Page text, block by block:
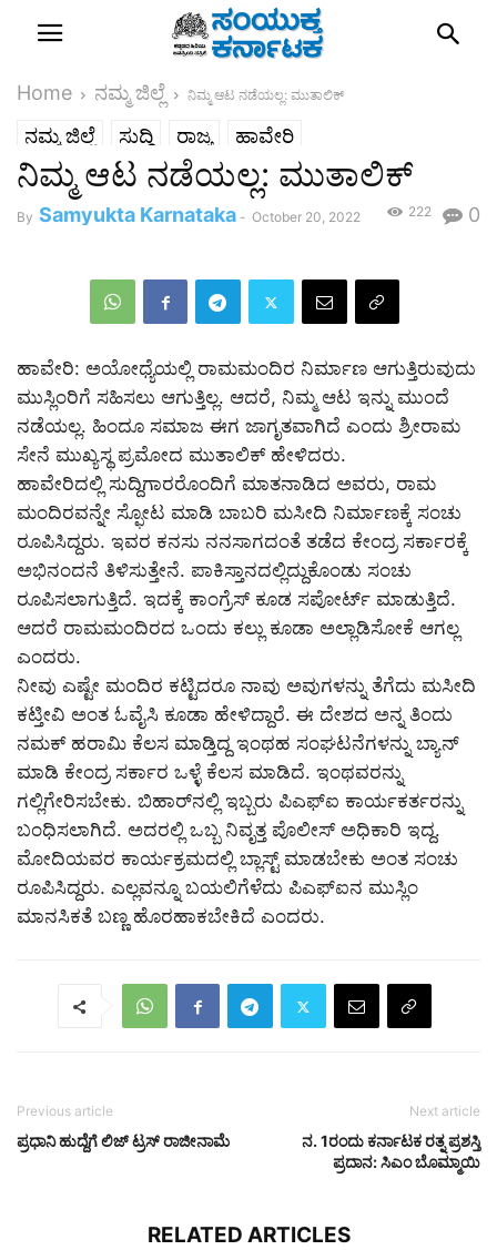
Home ನಮ್ಮ ಜಿಲ್ಲೆ ನಿಮ್ಮ ಆಟ ನಡೆಯಲ್ಲ: ಮುತಾಲಿಕ್
ನಮ್ಮ ಜಿಲ್ಲೆ ಸುದ್ದಿ ರಾಜ್ಯ ಹಾವೇರಿ
ನಿಮ್ಮ ಆಟ ನಡೆಯಲ್ಲ: ಮುತಾಲಿಕ್
By Samyukta Karnataka - October 20, 2022 0
222
ಹಾವೇರಿ: ಅಯೋಧ್ಯೆಯಲ್ಲಿ ರಾಮಮಂದಿರ ನಿರ್ಮಾಣ ಆಗುತ್ತಿರುವುದು
ಮುಸ್ಲಿಂರಿಗೆ ಸಹಿಸಲು ಆಗುತ್ತಿಲ್ಲ. ಆದರೆ, ನಿಮ್ಮ ಆಟ ಇನ್ನು ಮುಂದೆ
ನಡೆಯಲ್ಲ. ಹಿಂದೂ ಸಮಾಜ ಈಗ ಜಾಗೃತವಾಗಿದೆ ಎಂದು ಶ್ರೀರಾಮ
ಸೇನೆ ಮುಖ್ಯಸ್ಥ ಪ್ರಮೋದ ಮುತಾಲಿಕ್ ಹೇಳಿದರು.
ಹಾವೇರಿದಲ್ಲಿ ಸುದ್ದಿಗಾರರೊಂದಿಗೆ ಮಾತನಾಡಿದ ಅವರು, ರಾಮ
ಮಂದಿರವನ್ನೇ ಸ್ಫೋಟ ಮಾಡಿ ಬಾಬರಿ ಮಸೀದಿ ನಿರ್ಮಾಣಕ್ಕೆ ಸಂಚು
ರೂಪಿಸಿದ್ದರು. ಇವರ ಕನಸು ನನಸಾಗದಂತೆ ತಡೆದ ಕೇಂದ್ರ ಸರ್ಕಾರಕ್ಕೆ
ಅಭಿನಂದನೆ ತಿಳಿಸುತ್ತೇನೆ. ಪಾಕಿಸ್ತಾನದಲ್ಲಿದ್ದುಕೊಂಡು ಸಂಚು
ರೂಪಿಸಲಾಗುತ್ತಿದೆ. ಇದಕ್ಕೆ ಕಾಂಗ್ರೆಸ್ ಕೂಡ ಸಪೋರ್ಟ್ ಮಾಡುತ್ತಿದೆ.
ಆದರೆ ರಾಮಮಂದಿರದ ಒಂದು ಕಲ್ಲು ಕೂಡಾ ಅಲ್ಲಾಡಿಸೋಕೆ ಆಗಲ್ಲ
ಎಂದರು.
ನೀವು ಎಷ್ಟೇ ಮಂದಿರ ಕಟ್ಟಿದರೂ ನಾವು ಅವುಗಳನ್ನು ತೆಗೆದು ಮಸೀದಿ
ಕಟ್ತೀವಿ ಅಂತ ಓವೈಸಿ ಕೂಡಾ ಹೇಳಿದ್ದಾರೆ. ಈ ದೇಶದ ಅನ್ನ ತಿಂದು
ನಮಕ್ ಹರಾಮಿ ಕೆಲಸ ಮಾಡ್ತಿದ್ದ ಇಂಥಹ ಸಂಘಟನೆಗಳನ್ನು ಬ್ಯಾನ್
ಮಾಡಿ ಕೇಂದ್ರ ಸರ್ಕಾರ ಒಳ್ಳೆ ಕೆಲಸ ಮಾಡಿದೆ. ಇಂಥವರನ್ನು
ಗಲ್ಲಿಗೇರಿಸಬೇಕು. ಬಿಹಾರ್‌ನಲ್ಲಿ ಇಬ್ಬರು ಪಿಎಫ್‌ಐ ಕಾರ್ಯಕರ್ತರನ್ನು
ಬಂಧಿಸಲಾಗಿದೆ. ಅದರಲ್ಲಿ ಒಬ್ಬ ನಿವೃತ್ತ ಪೊಲೀಸ್ ಅಧಿಕಾರಿ ಇದ್ದ.
ಮೋದಿಯವರ ಕಾರ್ಯಕ್ರಮದಲ್ಲಿ ಬ್ಲಾಸ್ಟ್ ಮಾಡಬೇಕು ಅಂತ ಸಂಚು
ರೂಪಿಸಿದ್ದರು. ಎಲ್ಲವನ್ನೂ ಬಯಲಿಗೆಳೆದು ಪಿಎಫ್‌ಐನ ಮುಸ್ಲಿಂ
ಮಾನಸಿಕತೆ ಬಣ್ಣ ಹೊರಹಾಕಬೇಕಿದೆ ಎಂದರು.
Previous article
ಪ್ರಧಾನಿ ಹುದ್ದೆಗೆ ಲಿಜ್‌ ಟ್ರಸ್‌ ರಾಜೀನಾಮೆ
Next article
ನ. 1ರಂದು ಕರ್ನಾಟಕ ರತ್ನ ಪ್ರಶಸ್ತಿ
ಪ್ರದಾನ: ಸಿಎಂ ಬೊಮ್ಮಾಯಿ
RELATED ARTICLES